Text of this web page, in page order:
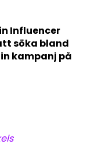
Influencer
söka bland
kampanj på